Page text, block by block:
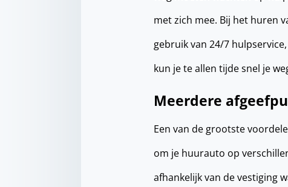
met zich mee. Bij het huren
gebruik van 24/7
kun je te allen tijde snel je
Meerdere
Een van de grootste
om je huurauto op
afhankelijk van de vestiging